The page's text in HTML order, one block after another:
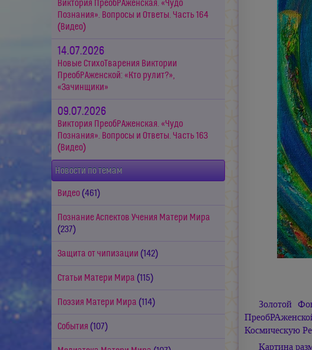
Виктория ПреобРАженская. «Чудо
Познания». Вопросы и Ответы. Часть 164
(Видео)
14.07.2026
Новые СтихоТварения Виктории
ПреобРАженской: «Кто рулит?»,
«Зачинщики»
09.07.2026
Виктория ПреобРАженская. «Чудо
Познания». Вопросы и Ответы. Часть 163
(Видео)
Новости по темам
Видео (461)
Познание Аспектов Учения Матери Мира
(237)
Защита от чипизации (142)
Статьи Матери Мира (115)
Поэзия Матери Мира (114)
События (107)
Золотой
Космическую
Картина